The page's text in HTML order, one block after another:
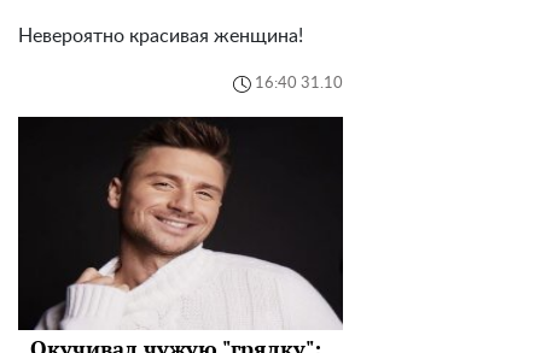
Невероятно красивая женщина!
16:40 31.10